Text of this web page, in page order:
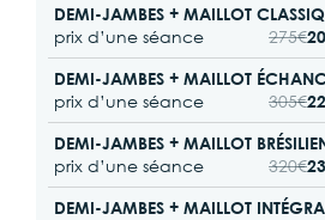
DEMI-JAMBES + MAILLOT
prix d’une séance 275€
DEMI-JAMBES + MAILLOT
prix d’une séance 305€
DEMI-JAMBES + MAILLOT
prix d’une séance 320€
DEMI-JAMBES + MAILLOT